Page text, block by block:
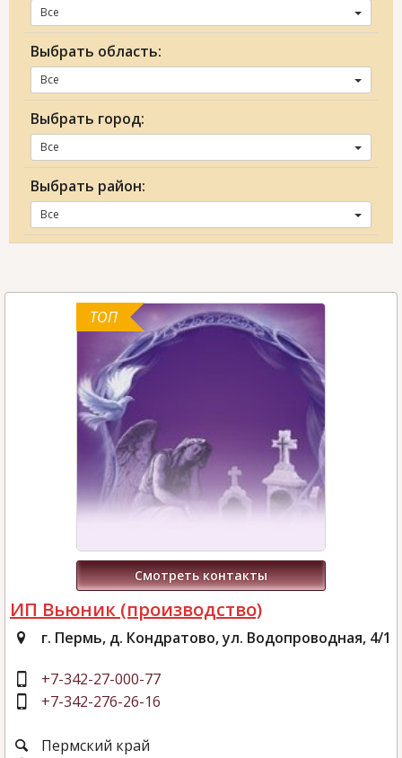
Все
Выбрать область:
Все
Выбрать город:
Все
Выбрать район:
Все
ТОП
Смотреть контакты
ИП Вьюник (производство)
г. Пермь, д. Кондратово, ул. Водопроводная, 4/1
+7-342-27-000-77
+7-342-276-26-16
Пермский край